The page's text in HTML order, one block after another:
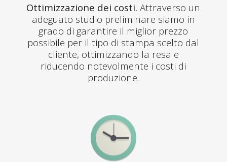
Ottimizzazione dei costi. Attraverso un
adeguato studio preliminare siamo in
grado di garantire il miglior prezzo
possibile per il tipo di stampa scelto dal
cliente, ottimizzando la resa e
riducendo notevolmente i costi di
produzione.